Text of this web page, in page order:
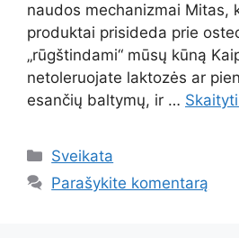
naudos mechanizmai Mitas,
produktai prisideda prie
„rūgštindami“ mūsų kūną
netoleruojate laktozės ar
esančių baltymų, ir …
Kategorijos
Sveikata
Parašykite komentarą